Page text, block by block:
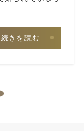
続きを読む